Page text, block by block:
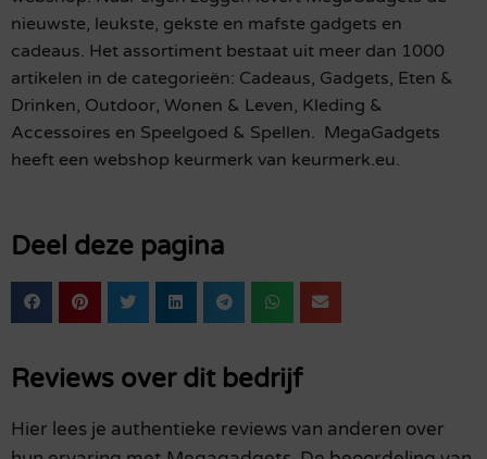
nieuwste, leukste, gekste en mafste gadgets en
cadeaus. Het assortiment bestaat uit meer dan 1000
artikelen in de categorieën: Cadeaus, Gadgets, Eten &
Drinken, Outdoor, Wonen & Leven, Kleding &
Accessoires en Speelgoed & Spellen. MegaGadgets
heeft een webshop keurmerk van keurmerk.eu.
Deel deze pagina
Reviews over dit bedrijf
Hier lees je authentieke reviews van anderen over